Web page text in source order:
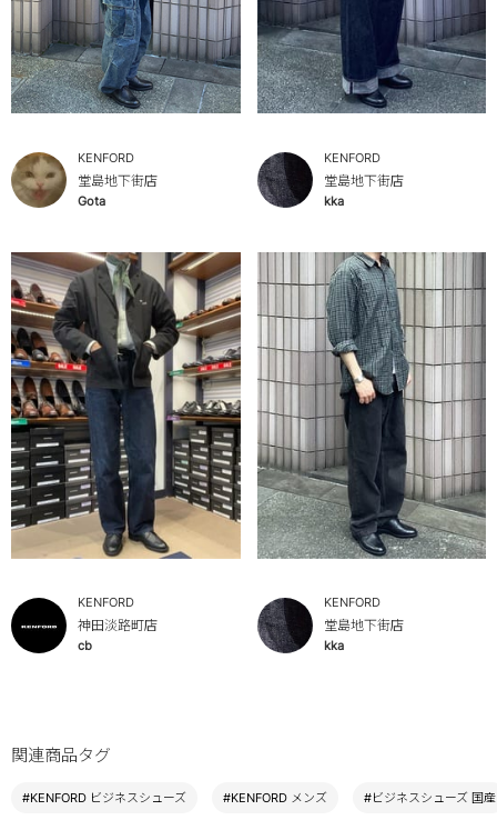
KENFORD
堂島地下街店
Gota
KENFORD
堂島地下街店
kka
KENFORD
神田淡路町店
cb
KENFORD
堂島地下街店
kka
関連商品タグ
#KENFORD ビジネスシューズ #KENFORD メンズ #ビジネスシューズ 国産